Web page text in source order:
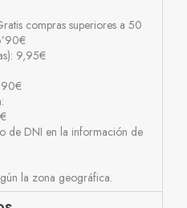
compras superiores a 50
9,95€
de DNI en la información de
la zona geográfica.